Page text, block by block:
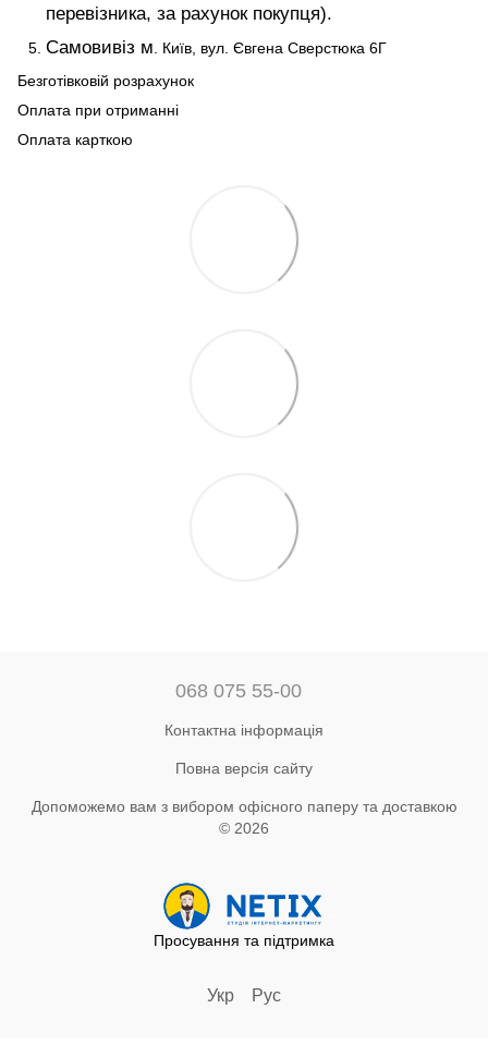
перевізника, за рахунок покупця).
Самовивіз м . Київ, вул. Євгена Сверстюка 6Г
Безготівковій розрахунок
Оплата при отриманні
Оплата карткою
068 075 55-00
Контактна інформація
Повна версія сайту
Допоможемо вам з вибором офісного паперу та доставкою
© 2026
Просування та підтримка
Укр Рус